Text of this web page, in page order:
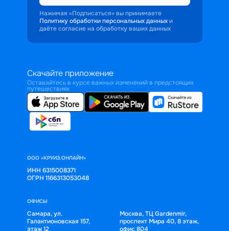
Нажимая «Подписаться» вы принимаете
Политику обработки персональных данных и
даёте согласие на обработку ваших данных
Скачайте приложение
Оставайтесь в курсе важных изменений в предстоящих
путешествиях
ООО «КРУИЗ.ОНЛАЙН»
ИНН 6315008371
ОГРН 1166313053048
ОФИСЫ
Самара, ул.
Галактионовская 157,
этаж 12
Москва, ТЦ Gardenmir,
проспект Мира 40, 8 этаж,
офис 804